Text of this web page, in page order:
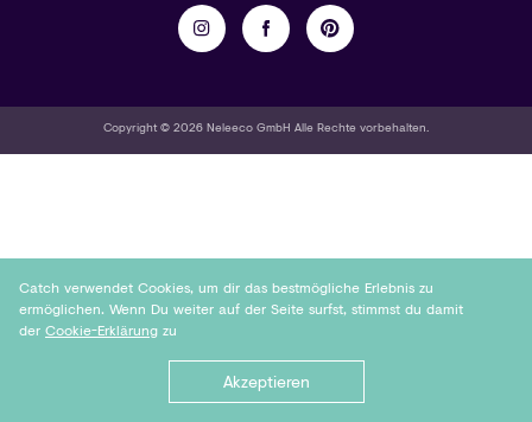
Copyright © 2026 Neleeco GmbH Alle Rechte vorbehalten.
Catch verwendet Cookies, um dir das bestmögliche Erlebnis zu
ermöglichen. Wenn Du weiter auf der Seite surfst, stimmst du damit
der Cookie-Erklärung zu
Akzeptieren